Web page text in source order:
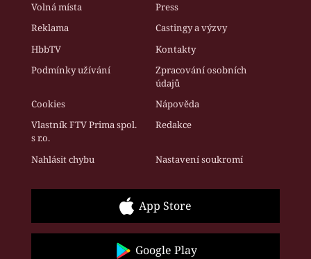
Volná místa
Press
Reklama
Castingy a výzvy
HbbTV
Kontakty
Podmínky užívání
Zpracování osobních
údajů
Cookies
Nápověda
Vlastník FTV Prima spol.
s r.o.
Redakce
Nahlásit chybu Nastavení soukromí
App Store
Google Play